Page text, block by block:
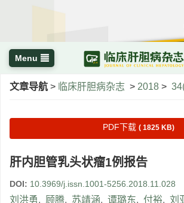
Menu
文章导航 > 临床肝胆病杂志 > 2018 >
PDF下载 ( 1825 KB)
肝内胆管乳头状瘤1例报告
DOI: 10.3969/j.issn.1001-5256.2018.11.028
刘洪勇, 顾腾, 苏靖涵, 谭璐东, 付裕, 刘